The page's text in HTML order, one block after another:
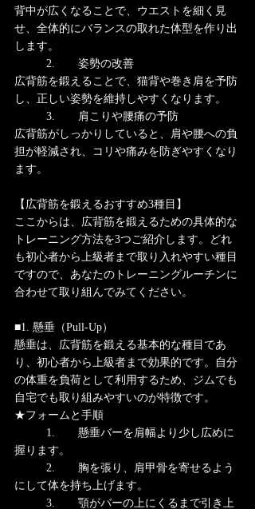
背中が広くなることで、ウエストを細く見
せ、全体的にバランスの取れた体型を作り出
します。
	2.	姿勢の改善
広背筋を鍛えることで、猫背や巻き肩を予防
し、正しい姿勢を維持しやすくなります。
	3.	肩こりや腰痛の予防
広背筋がしっかりしていると、肩や腰への負
担が軽減され、コリや痛みを防ぎやすくなり
ます。
【広背筋を鍛えるおすすめ3種目】
ここからは、広背筋を鍛えるための具体的な
トレーニング方法を3つご紹介します。どれ
も初心者から上級者まで取り入れやすい種目
ですので、あなたのトレーニングルーチンに
合わせて取り組んでみてください。
■1. 懸垂（Pull-Up）
懸垂は、広背筋を鍛える基本的な種目であ
り、初心者から上級者まで効果的です。自分
の体重を負荷として利用するため、ジムでも
自宅でも取り組みやすいのが特徴です。
★フォームと手順
握ります。
にして体を持ち上げます。